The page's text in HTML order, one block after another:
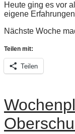
Heute ging es vor
eigene
Nächste Woche
Teilen mit:
Teilen